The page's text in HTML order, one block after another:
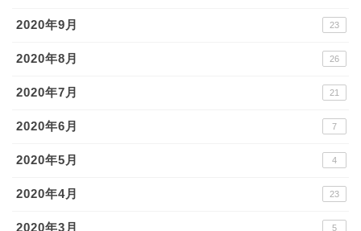
2020年9月 23
2020年8月 26
2020年7月 21
2020年6月 7
2020年5月 4
2020年4月 23
2020年3月 5